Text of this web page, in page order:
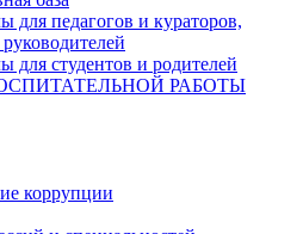
для педагогов и кураторов,
для студентов и родителей
РАБОТЫ
коррупции